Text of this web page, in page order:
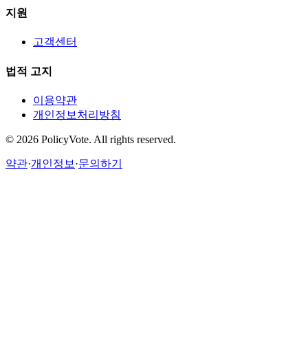
지원
고객센터
법적 고지
이용약관
개인정보처리방침
© 2026 PolicyVote. All rights reserved.
약관·개인정보 ·문의하기